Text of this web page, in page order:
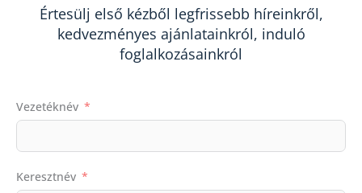
Értesülj első kézből legfrissebb híreinkről,
kedvezményes ajánlatainkról, induló
foglalkozásainkról
Vezetéknév
Keresztnév